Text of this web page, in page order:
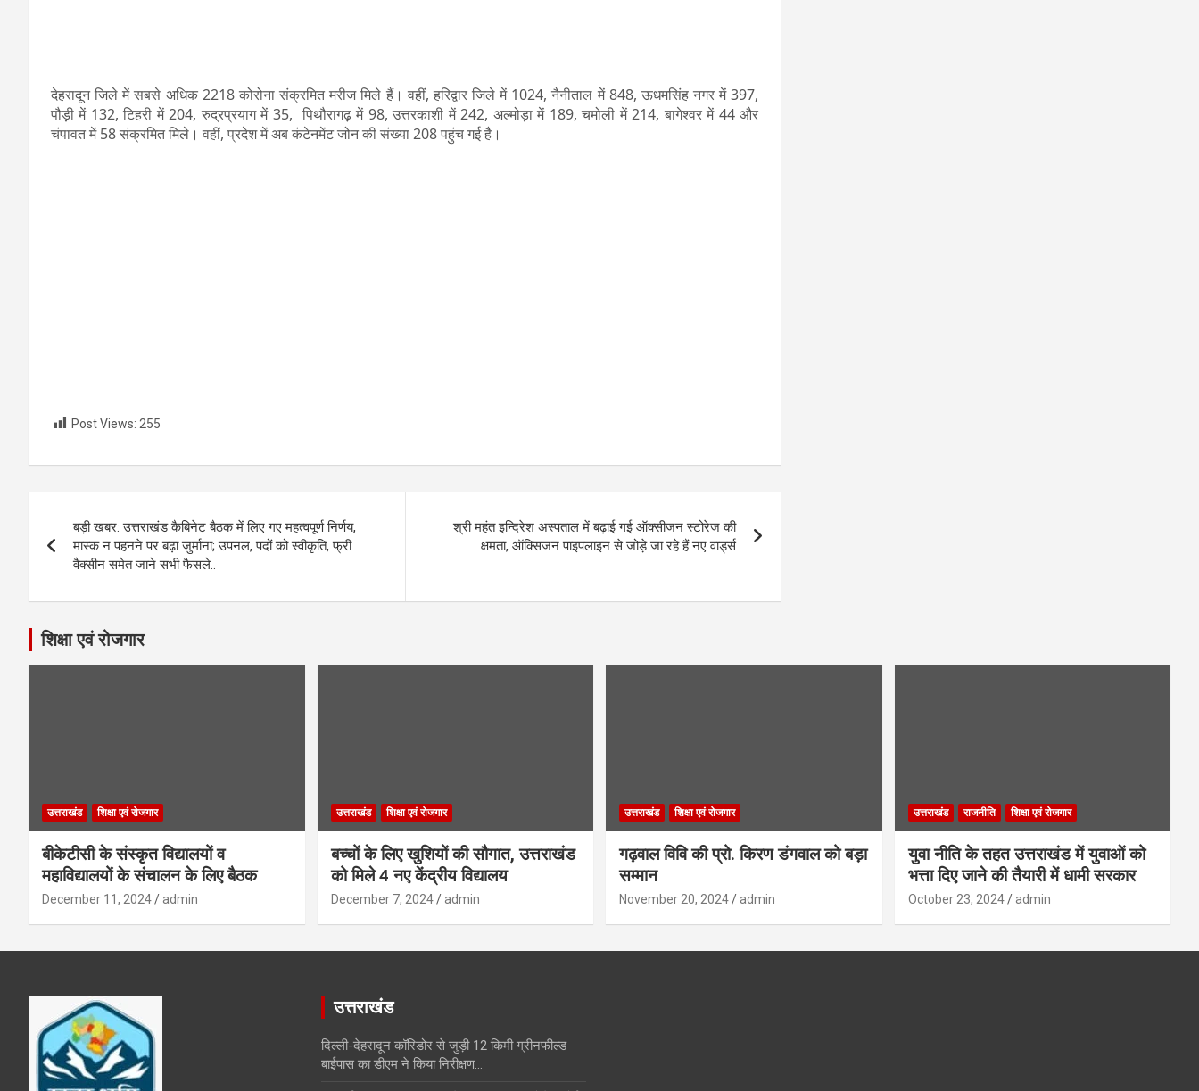
देहरादून जिले में सबसे अधिक 2218 कोरोना संक्रमित मरीज मिले हैं। वहीं, हरिद्वार जिले में 1024, नैनीताल में 848, ऊधमसिंह नगर में 397,
पौड़ी में 132, टिहरी में 204, रुद्रप्रयाग में 35, पिथौरागढ़ में 98, उत्तरकाशी में 242, अल्मोड़ा में 189, चमोली में 214, बागेश्वर में 44 और
चंपावत में 58 संक्रमित मिले। वहीं, प्रदेश में अब कंटेनमेंट जोन की संख्या 208 पहुंच गई है।
Post Views: 255
navigation
बड़ी खबर: उत्तराखंड कैबिनेट बैठक में लिए गए महत्वपूर्ण निर्णय,
मास्क न पहनने पर बढ़ा जुर्माना; उपनल, पदों को स्वीकृति, फ्री
वैक्सीन समेत जाने सभी फैसले..
श्री महंत इन्दिरेश अस्पताल में बढ़ाई गई ऑक्सीजन स्टोरेज की
क्षमता, ऑक्सिजन पाइपलाइन से जोड़े जा रहे हैं नए वार्ड्स
शिक्षा एवं रोजगार
उत्तराखंड शिक्षा एवं रोजगार
बीकेटीसी के संस्कृत विद्यालयों व
महाविद्यालयों के संचालन के लिए बैठक
December 11, 2024 admin
उत्तराखंड शिक्षा एवं रोजगार
बच्चों के लिए खुशियों की सौगात, उत्तराखंड
को मिले 4 नए केंद्रीय विद्यालय
December 7, 2024 admin
उत्तराखंड शिक्षा एवं रोजगार
गढ़वाल विवि की प्रो. किरण डंगवाल को बड़ा
सम्मान
November 20, 2024 admin
उत्तराखंड राजनीति शिक्षा एवं रोजगार
युवा नीति के तहत उत्तराखंड में युवाओं को
भत्ता दिए जाने की तैयारी में धामी सरकार
October 23, 2024 admin
उत्तराखंड
दिल्ली-देहरादून कॉरिडोर से जुड़ी 12 किमी ग्रीनफील्ड
बाईपास का डीएम ने किया निरीक्षण…